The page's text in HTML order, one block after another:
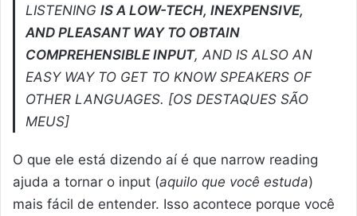
LISTENINGIS A LOW-TECH, INEXPENSIVE,
AND PLEASANT WAY TO OBTAIN
COMPREHENSIBLE INPUT, AND IS ALSO AN
EASY WAY TO GET TO KNOW SPEAKERS OF
OTHER LANGUAGES. [OS DESTAQUES SÃO
MEUS]
O que ele está dizendo aí é que narrow reading
ajuda a tornar o input (aquilo que você estuda)
mais fácil de entender. Isso acontece porque você